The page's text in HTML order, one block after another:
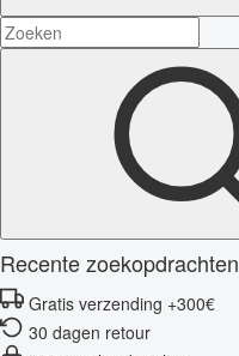
Recente zoekopdrachten
Gratis verzending +300€
30 dagen retour